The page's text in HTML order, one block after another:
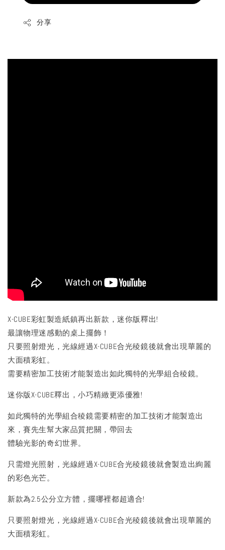
分享
X-CUBE彩虹製造紙鎮再出新款，迷你版釋出!
最讓物理迷感動的桌上擺飾！
只要照射燈光，光線經過X-CUBE合光稜鏡後就會出現華麗的
大面積彩虹。
需要精密加工技術才能製造出如此獨特的光學組合稜鏡。
迷你版X-CUBE釋出，小巧精緻更添優雅!
如此獨特的光學組合稜鏡需要精密的加工技術才能製造出
來，賽先生幫大家品質把關，帶回去
體驗光影的奇幻世界。
只需燈光照射，光線經過X-CUBE合光稜鏡後就會製造出絢麗
的彩色光芒。
新款為2.5公分立方體，擺哪裡都超適合!
只要照射燈光，光線經過X-CUBE合光稜鏡後就會出現華麗的
大面積彩虹。